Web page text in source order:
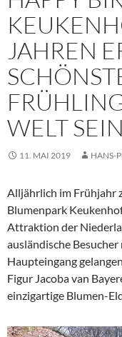
JAHREN
WELT
11. MAI 2019 HANS-
Alljährlich im Frühjahr
Blumenpark
Attraktion der
ausländische
Haupteingang
Figur Jacoba van
einzigartige Blumen-